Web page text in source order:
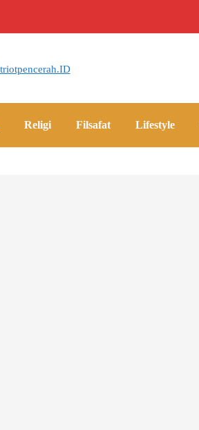
Religi Filsafat Lifestyle